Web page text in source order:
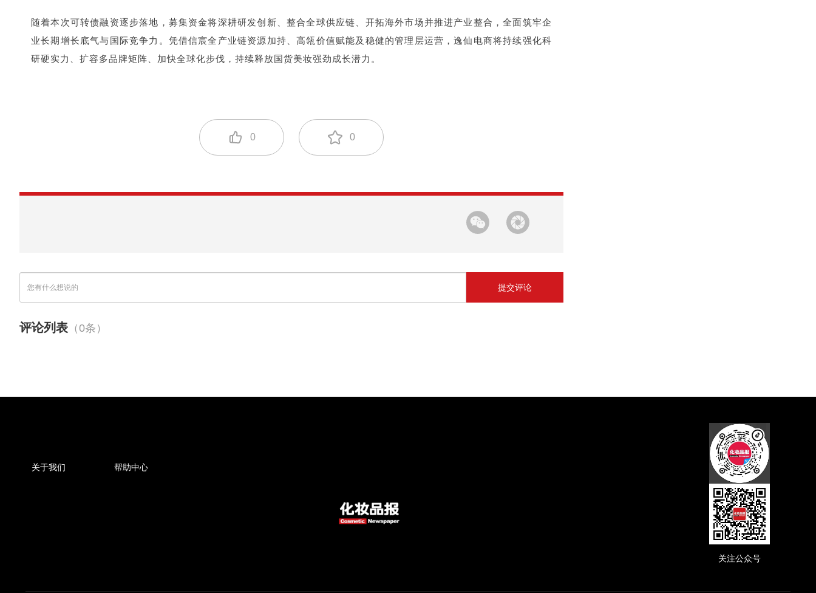
随着本次可转债融资逐步落地，募集资金将深耕研发创新、整合全球供应链、开拓海外市场并推进产业整合，全面筑牢企
业长期增长底气与国际竞争力。凭借信宸全产业链资源加持、高瓴价值赋能及稳健的管理层运营，逸仙电商将持续强化科
研硬实力、扩容多品牌矩阵、加快全球化步伐，持续释放国货美妆强劲成长潜力。
0 0
提交评论
评论列表 （0条）
关于我们 帮助中心
抖音码
关注公众号